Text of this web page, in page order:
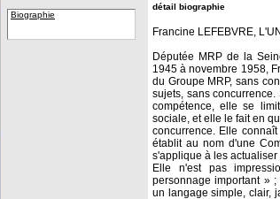
Biographie
détail biographie
Francine LEFEBVRE,
Députée MRP de la
1945 à novembre 1958,
du Groupe MRP, sans
sujets, sans
compétence, elle se
sociale, et elle le fait en
concurrence. Elle
établit au nom d'une
s'applique à les
Elle n'est pas
personnage important »
un langage simple, clair,